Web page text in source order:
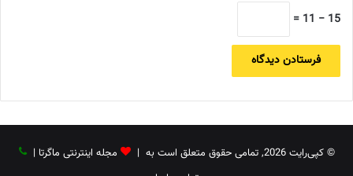
15 − 11 =
© کپی‌رایت 2026, تمامی حقوق متعلق است به | مجله اینترنتی ماگرتا |